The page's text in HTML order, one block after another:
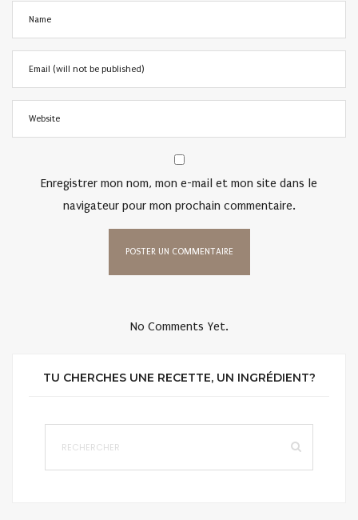
Enregistrer mon nom, mon e-mail et mon site dans le
navigateur pour mon prochain commentaire.
No Comments Yet.
TU CHERCHES UNE RECETTE, UN INGRÉDIENT?